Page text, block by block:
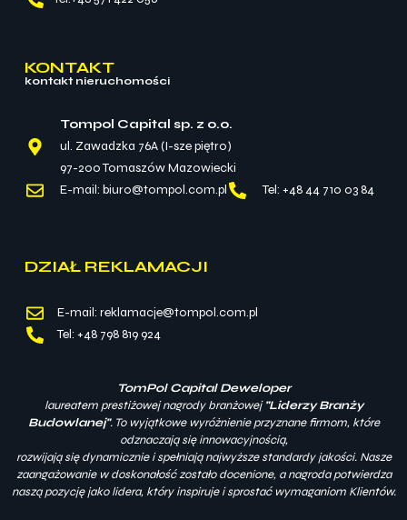
KONTAKT
kontakt nieruchomości
Tompol Capital sp. z o.o.
ul. Zawadzka 76A (I-sze piętro)
97-200 Tomaszów Mazowiecki
E-mail: biuro@tompol.com.pl
Tel: +48 44 710 03 84
DZIAŁ REKLAMACJI
E-mail: reklamacje@tompol.com.pl
Tel: +48 798 819 924
TomPol Capital Deweloper
laureatem prestiżowej nagrody branżowej"Liderzy Branży
Budowlanej". To wyjątkowe wyróżnienie przyznane firmom, które
odznaczają się innowacyjnością,
rozwijają się dynamicznie i spełniają najwyższe standardy jakości. Nasze
zaangażowanie w doskonałość zostało docenione, a nagroda potwierdza
naszą pozycję jako lidera, który inspiruje i sprostać wymaganiom Klientów.